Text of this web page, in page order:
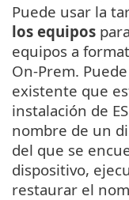
Puede usar la
los equipos
equipos a
On-Prem.
existente que
instalación de
nombre de un
del que se
dispositivo,
restaurar el